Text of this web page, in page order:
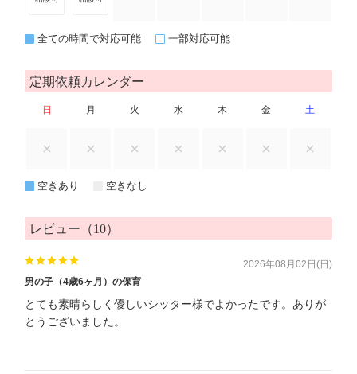
全ての時間で対応可能 一部対応可能
定期依頼カレンダー
日 月 火 水 木 金 土
空きあり 空きなし
レビュー（10）
2026年08月02日(日)
男の子（4歳6ヶ月）の保育
とても素晴らしく優しいシッター様でよかったです。ありが
とうございました。